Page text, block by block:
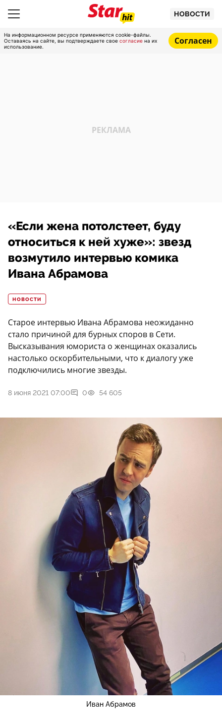
НОВОСТИ
На информационном ресурсе применяются cookie-файлы.
Оставаясь на сайте, вы подтверждаете свое согласие на их
использование.
Согласен
«Если жена потолстеет, буду
относиться к ней хуже»: звезд
возмутило интервью комика
Ивана Абрамова
НОВОСТИ
Старое интервью Ивана Абрамова неожиданно
стало причиной для бурных споров в Сети.
Высказывания юмориста о женщинах оказались
настолько оскорбительными, что к диалогу уже
подключились многие звезды.
8 июня 2021 07:00 0 54 605
Иван Абрамов